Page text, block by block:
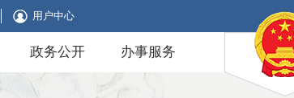
用户中心
政务公开 办事服务